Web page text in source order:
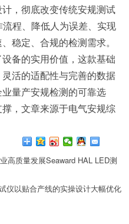
，彻底改变传统安规测试
程、降低人为误差、实现
稳定、合规的检测需求。
备的实用价值，这款基础
活的适配性与完善的数据
量产安规检测的可靠选
，文章来源于电气安规综
高质量发展Seaward HAL LED测
仪以贴合产线的实操设计大幅优化